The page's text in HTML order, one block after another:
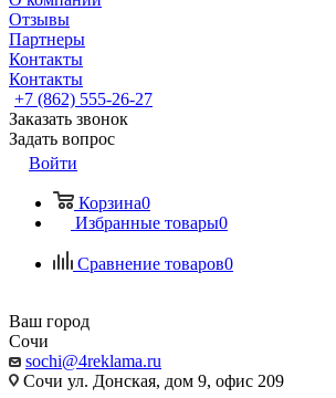
Отзывы
Партнеры
Контакты
Контакты
+7 (862) 555-26-27
Заказать звонок
Задать вопрос
Войти
Корзина0
Избранные товары0
Сравнение товаров0
Ваш город
Сочи
sochi@4reklama.ru
Сочи ул. Донская, дом 9, офис 209